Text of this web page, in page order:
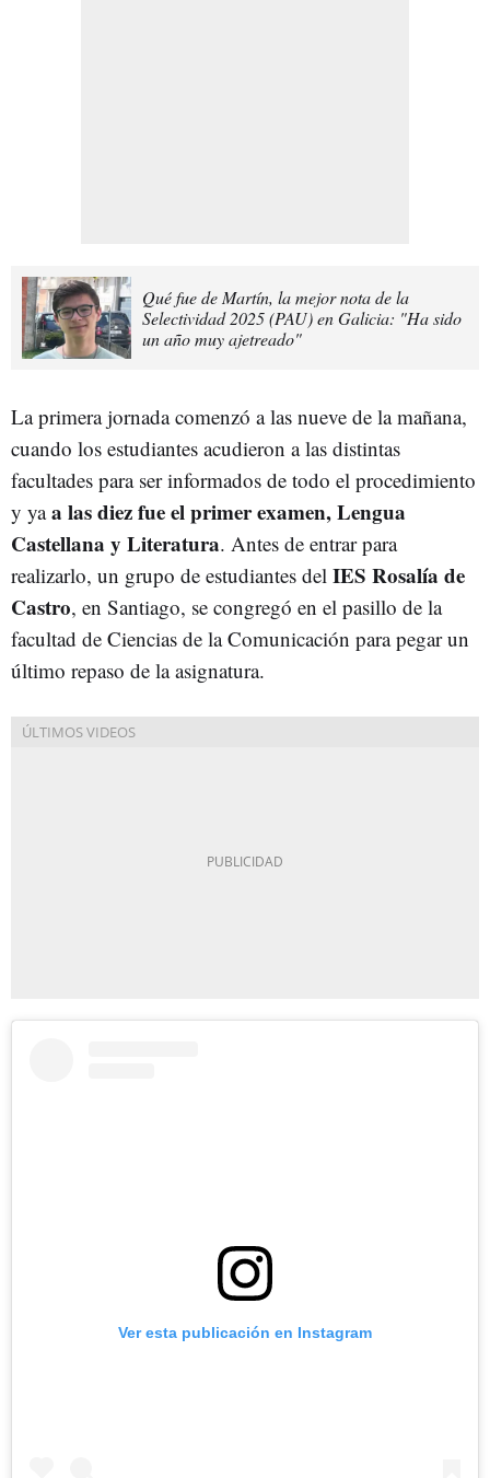
Qué fue de Martín, la mejor nota de la
Selectividad 2025 (PAU) en Galicia: "Ha sido
un año muy ajetreado"
La primera jornada comenzó a las nueve de la mañana,
cuando los estudiantes acudieron a las distintas
facultades para ser informados de todo el procedimiento
y yaa las diez fue el primer examen, Lengua
Castellana y Literatura. Antes de entrar para
realizarlo, un grupo de estudiantes del IES Rosalía de
Castro, en Santiago, se congregó en el pasillo de la
facultad de Ciencias de la Comunicación para pegar un
último repaso de la asignatura.
Ver esta publicación en Instagram